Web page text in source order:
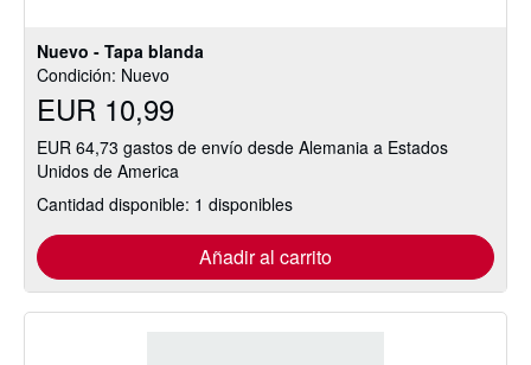
Nuevo - Tapa blanda
Condición: Nuevo
EUR 10,99
EUR 64,73 gastos de envío desde Alemania a Estados
Unidos de America
Cantidad disponible: 1 disponibles
Añadir al carrito